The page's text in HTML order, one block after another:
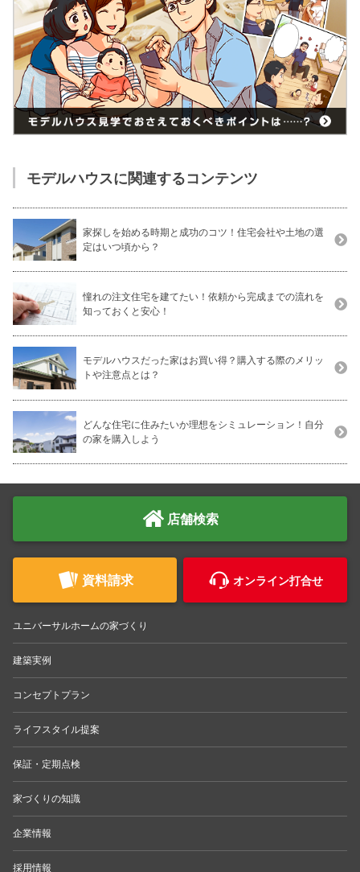
モデルハウスに関連するコンテンツ
家探しを始める時期と成功のコツ！住宅会社や土地の選
定はいつ頃から？
憧れの注文住宅を建てたい！依頼から完成までの流れを
知っておくと安心！
モデルハウスだった家はお買い得？購入する際のメリッ
トや注意点とは？
どんな住宅に住みたいか理想をシミュレーション！自分
の家を購入しよう
店舗検索
資料請求 オンライン打合せ
ユニバーサルホームの家づくり
建築実例
コンセプトプラン
ライフスタイル提案
保証・定期点検
家づくりの知識
企業情報
採用情報